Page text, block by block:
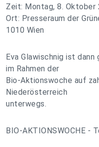
Zeit: Montag, 8. Oktober
Ort: Presseraum der
1010 Wien
Eva Glawischnig ist dann
im Rahmen der
Bio-Aktionswoche auf
Niederösterreich
unterwegs.
BIO-AKTIONSWOCHE -